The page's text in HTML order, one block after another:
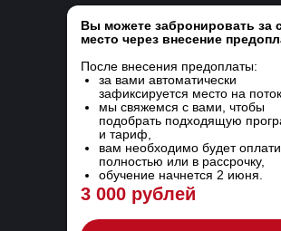
3 000 рублей
Вы можете забронировать за
место через внесение
После внесения предоплаты:
за вами автоматически
зафиксируется место на
мы свяжемся с вами, чтобы
подобрать подходящую
и тариф,
вам необходимо будет
полностью или в рассрочку,
обучение начнется 2 июня.